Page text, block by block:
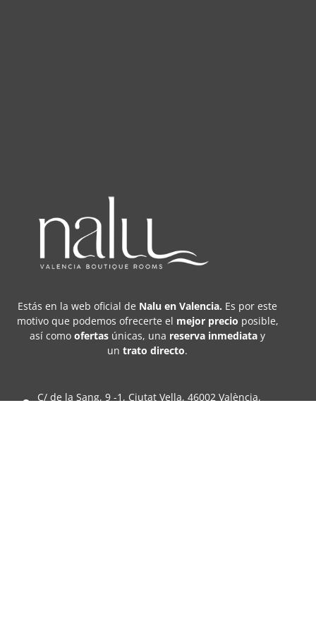
Estás en la web oficial de Nalu en Valencia. Es por este
motivo que podemos ofrecerte el mejor precio posible,
así como ofertas únicas, una reserva inmediata y
un trato directo.
C/ de la Sang, 9 -1, Ciutat Vella, 46002 València,